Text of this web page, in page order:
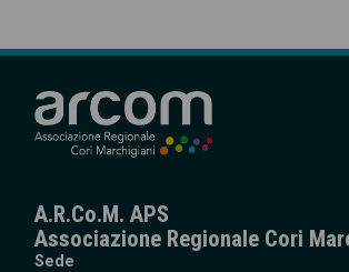
A.R.Co.M. APS
Associazione Regionale Cori
Sede